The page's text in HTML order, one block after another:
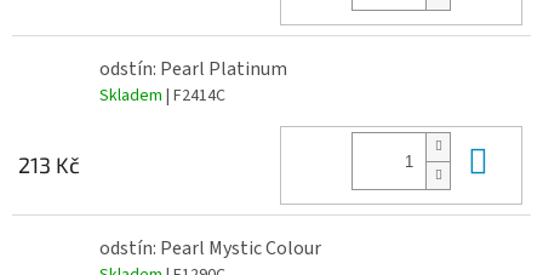
odstín: Pearl Platinum
Skladem | F2414C
213 Kč
odstín: Pearl Mystic Colour